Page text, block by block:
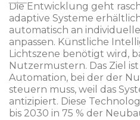
Die Entwicklung geht
adaptive Systeme
automatisch an
anpassen. Künstliche
Lichtszene benötigt wird,
Nutzermustern. Das Ziel
Automation, bei der der
steuern muss, weil das
antizipiert. Diese
bis 2030 in 75 % der